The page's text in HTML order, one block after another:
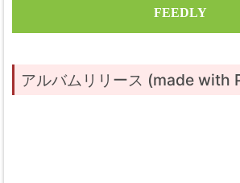
FEEDLY
アルバムリリース (made with